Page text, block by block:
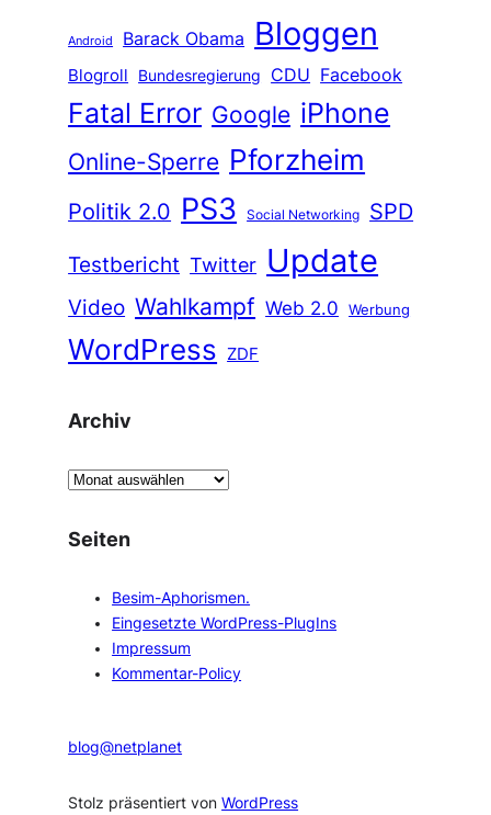
Android Barack Obama Bloggen
Blogroll Bundesregierung CDU Facebook
Fatal Error Google iPhone
Online-Sperre Pforzheim
Politik 2.0 PS3 Social Networking
SPD
Testbericht Twitter Update
Video Wahlkampf Web 2.0 Werbung
WordPress ZDF
Archiv
A
c
Seiten
Besim-Aphorismen.
Eingesetzte WordPress-PlugIns
Impressum
Kommentar-Policy
blog@netplanet
Stolz präsentiert vonWordPress